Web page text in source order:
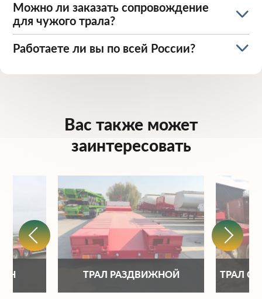
Можно ли заказать сопровождение
для чужого трала?
Работаете ли вы по всей России?
Вас также может
заинтересовать
ТРАЛ РАЗДВИЖНОЙ ТРАЛ С